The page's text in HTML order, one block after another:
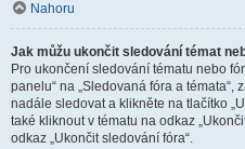
Nahoru
Jak můžu ukončit sledování témat
Pro ukončení sledování tématu nebo
panelu“ na „Sledovaná fóra a témata“,
nadále sledovat a klikněte na tlačítko
také kliknout v tématu na odkaz
odkaz „Ukončit sledování fóra“.